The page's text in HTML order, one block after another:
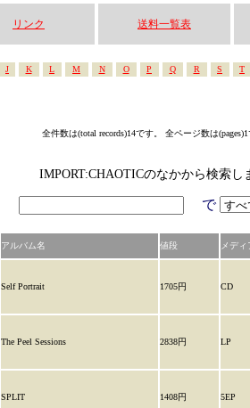
リンク 送料一覧表
J K L M N O P Q R S T
全件数は(total records)14です。 全ページ数は
IMPORT:CHAOTICのなかから検索し
で
アルバム名 値段 メディ
Self Portrait 1705円 CD
The Peel Sessions 2838円 LP
SPLIT 1408円 5EP